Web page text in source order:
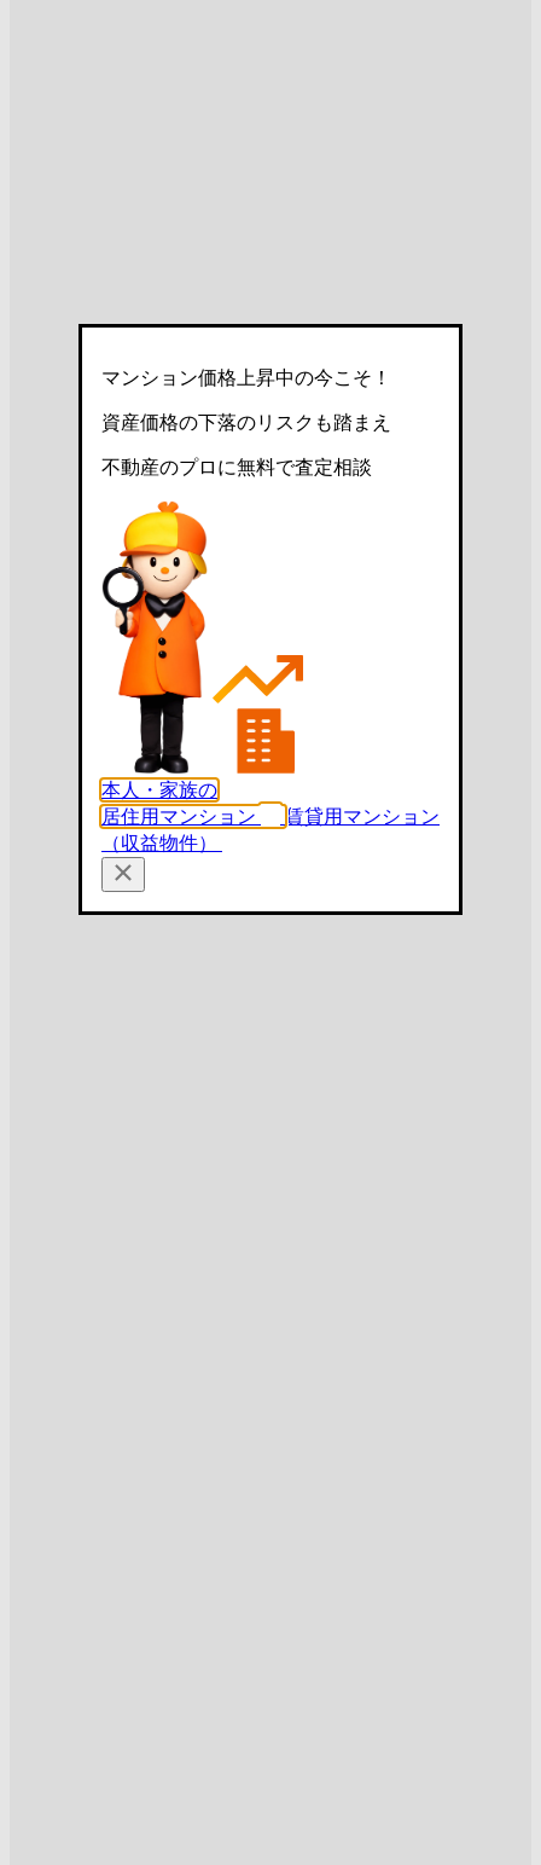
マンション価格上昇中の今こそ！
資産価格の下落のリスクも踏まえ
不動産のプロに無料で査定相談
本人・家族の
居住用マンション
賃貸用マンション
（収益物件）